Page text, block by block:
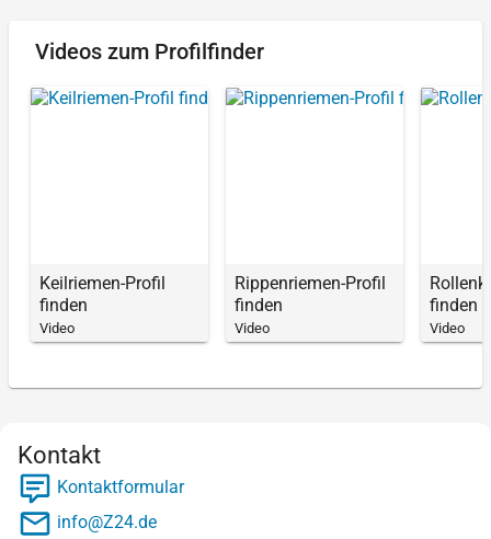
Videos zum Profilfinder
Keilriemen-Profil
finden
Video
Rippenriemen-Profil
finden
Video
finden
Video
Kontakt
Kontaktformular
info@Z24.de